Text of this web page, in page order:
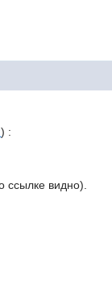
) :
ссылке видно).